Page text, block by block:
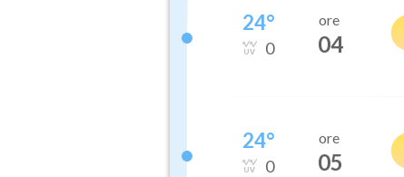
24°
0
ore
04
24°
0
ore
05